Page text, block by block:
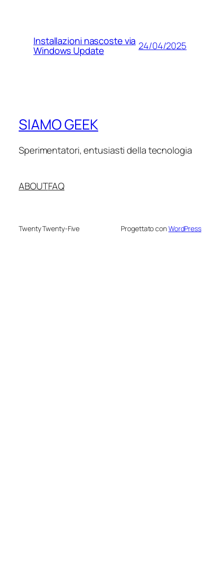
Installazioni nascoste via
Windows Update 24/04/2025
SIAMO GEEK
Sperimentatori, entusiasti della tecnologia
ABOUTFAQ
Twenty Twenty-Five Progettato conWordPress